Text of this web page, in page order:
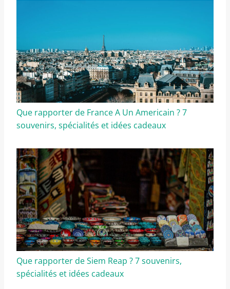
Que rapporter de France A Un Americain ? 7
souvenirs, spécialités et idées cadeaux
Que rapporter de Siem Reap ? 7 souvenirs,
spécialités et idées cadeaux